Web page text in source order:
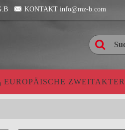
KONTAKT info@mz-b.com
EUROPÄISCHE ZWEITAKTER